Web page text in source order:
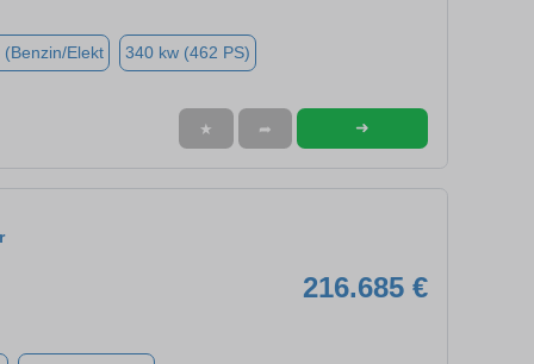
(Benzin/Elekt 340 kw (462 PS)
★ ➦ ➜
216.685 €